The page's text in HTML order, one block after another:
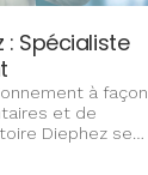
: Spécialiste
à façon
et de
Diephez se